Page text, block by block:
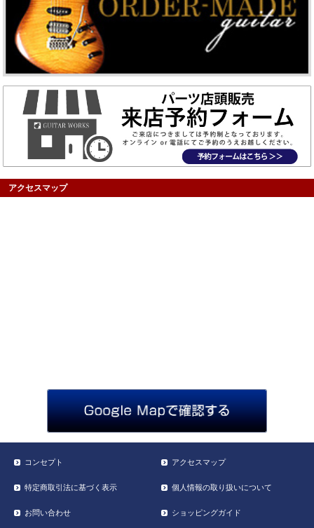
アクセスマップ
コンセプト アクセスマップ
特定商取引法に基づく表示 個人情報の取り扱いについて
お問い合わせ ショッピングガイド